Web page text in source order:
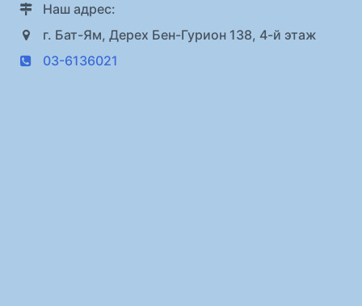
Наш адрес:
г. Бат-Ям, Дерех Бен-Гурион 138, 4-й этаж
03-6136021